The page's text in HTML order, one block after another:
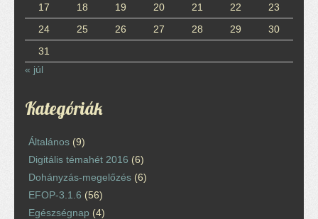
17
18 19 20 21 22
23
24
25 26 27 28 29
30
31
« júl
Kategóriák
Általános (9)
Digitális témahét 2016 (6)
Dohányzás-megelőzés (6)
EFOP-3.1.6 (56)
Egészségnap (4)